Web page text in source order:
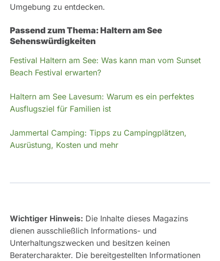
Umgebung zu entdecken.
Passend zum Thema: Haltern am See
Sehenswürdigkeiten
Festival Haltern am See: Was kann man vom Sunset
Beach Festival erwarten?
Haltern am See Lavesum: Warum es ein perfektes
Ausflugsziel für Familien ist
Jammertal Camping: Tipps zu Campingplätzen,
Ausrüstung, Kosten und mehr
Wichtiger Hinweis: Die Inhalte dieses Magazins
dienen ausschließlich Informations- und
Unterhaltungszwecken und besitzen keinen
Beratercharakter. Die bereitgestellten Informationen